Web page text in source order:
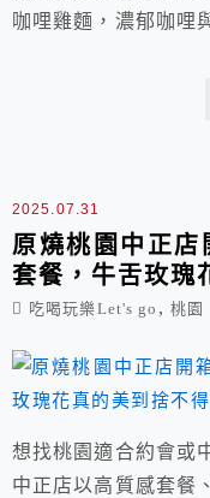
咖哩雞麵，濃郁咖哩
感受歷史與文化的厚
2025.07.31
原燒桃園中正店
套餐，牛舌玫瑰
吃喝玩樂Let's go , 桃園
想找桃園適合約會或
中正店以高質感套餐